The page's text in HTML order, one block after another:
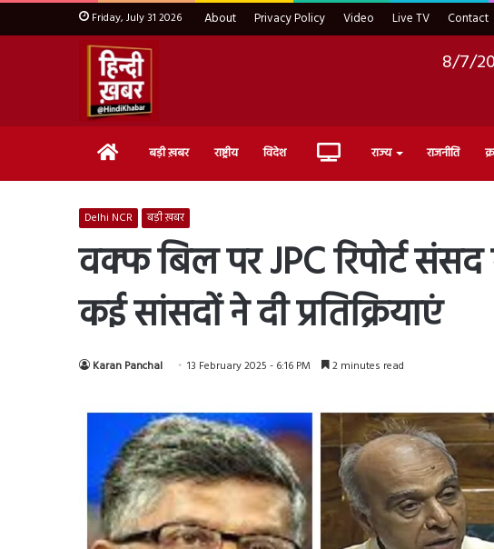
Friday, July 31 2026 About Privacy Policy Video Live TV Contact
8/7/
Home बड़ी ख़बर राष्ट्रीय विदेश Live राज्य राजनीति
Delhi NCR बड़ी ख़बर
वक्फ बिल पर JPC रिपोर्ट
कई सांसदों ने दी प्रतिक्रियाएं
Karan Panchal 13 February 2025 - 6:16 PM 2 minutes read